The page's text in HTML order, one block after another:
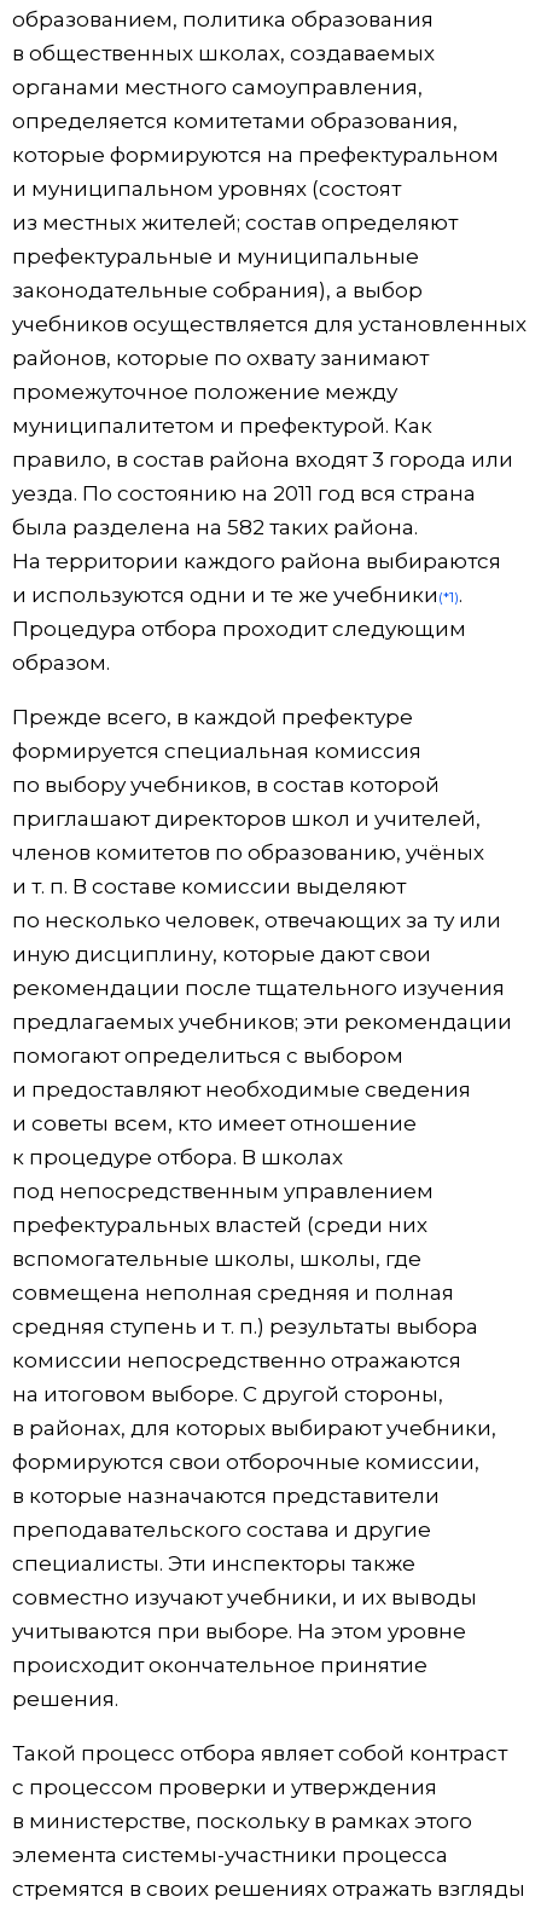
образованием, политика образования
в общественных школах, создаваемых
органами местного самоуправления,
определяется комитетами образования,
которые формируются на префектуральном
и муниципальном уровнях (состоят
из местных жителей; состав определяют
префектуральные и муниципальные
законодательные собрания), а выбор
учебников осуществляется для установленных
районов, которые по охвату занимают
промежуточное положение между
муниципалитетом и префектурой. Как
правило, в состав района входят 3 города или
уезда. По состоянию на 2011 год вся страна
была разделена на 582 таких района.
На территории каждого района выбираются
и используются одни и те же учебники (*1).
Процедура отбора проходит следующим
образом.
Прежде всего, в каждой префектуре
формируется специальная комиссия
по выбору учебников, в состав которой
приглашают директоров школ и учителей,
членов комитетов по образованию, учёных
и т. п. В составе комиссии выделяют
по несколько человек, отвечающих за ту или
иную дисциплину, которые дают свои
рекомендации после тщательного изучения
предлагаемых учебников; эти рекомендации
помогают определиться с выбором
и предоставляют необходимые сведения
и советы всем, кто имеет отношение
к процедуре отбора. В школах
под непосредственным управлением
префектуральных властей (среди них
вспомогательные школы, школы, где
совмещена неполная средняя и полная
средняя ступень и т. п.) результаты выбора
комиссии непосредственно отражаются
на итоговом выборе. С другой стороны,
в районах, для которых выбирают учебники,
формируются свои отборочные комиссии,
в которые назначаются представители
преподавательского состава и другие
специалисты. Эти инспекторы также
совместно изучают учебники, и их выводы
учитываются при выборе. На этом уровне
происходит окончательное принятие
решения.
Такой процесс отбора являет собой контраст
с процессом проверки и утверждения
в министерстве, поскольку в рамках этого
элемента системы-участники процесса
стремятся в своих решениях отражать взгляды